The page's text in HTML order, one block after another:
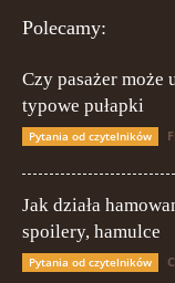
Polecamy:
Czy pasażer może
typowe pułapki
Pytania od czytelników
Jak działa
spoilery, hamulce
Pytania od czytelników